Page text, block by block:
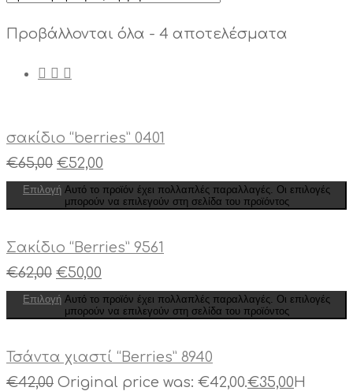
Προβάλλονται όλα - 4 αποτελέσματα
σακίδιο “berries” 0401
€65,00 €52,00
Επιλογή Αυτό το προϊόν έχει πολλαπλές παραλλαγές. Οι επιλογές
μπορούν να επιλεγούν στη σελίδα του προϊόντος
Σακίδιο “Berries” 9561
€62,00 €50,00
Επιλογή Αυτό το προϊόν έχει πολλαπλές παραλλαγές. Οι επιλογές
μπορούν να επιλεγούν στη σελίδα του προϊόντος
Τσάντα χιαστί “Berries” 8940
€42,00 Original price was: €42,00.€35,00 Η